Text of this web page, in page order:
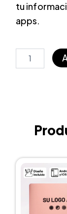
tu
apps.
cantidad